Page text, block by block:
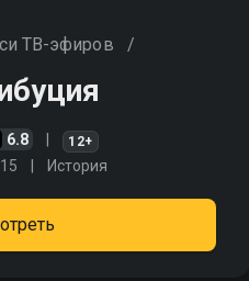
ТВ-эфиров /
6.8 12+
История